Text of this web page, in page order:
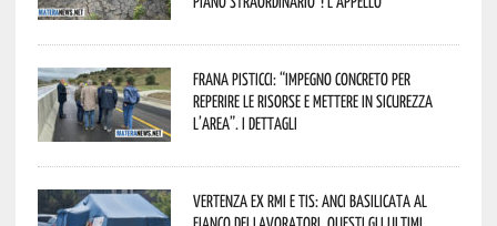
Frana Pisticci: “Impegno concreto per
reperire le risorse e mettere in sicurezza
l’area”. I dettagli
Vertenza ex RMI e TIS: ANCI Basilicata al